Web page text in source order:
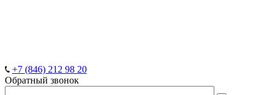
+7 (846) 212 98 20
Обратный звонок